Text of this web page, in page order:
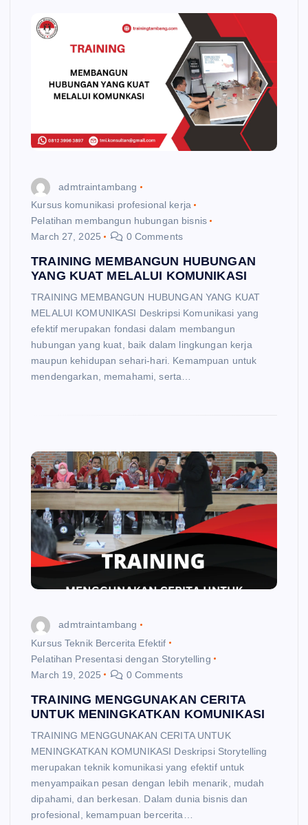
admtraintambang
Kursus komunikasi profesional kerja
Pelatihan membangun hubungan bisnis
March 27, 2025
0 Comments
TRAINING MEMBANGUN HUBUNGAN
YANG KUAT MELALUI KOMUNIKASI
TRAINING MEMBANGUN HUBUNGAN YANG KUAT
MELALUI KOMUNIKASI Deskripsi Komunikasi yang
efektif merupakan fondasi dalam membangun
hubungan yang kuat, baik dalam lingkungan kerja
maupun kehidupan sehari-hari. Kemampuan untuk
mendengarkan, memahami, serta…
admtraintambang
Kursus Teknik Bercerita Efektif
Pelatihan Presentasi dengan Storytelling
March 19, 2025
0 Comments
TRAINING MENGGUNAKAN CERITA
UNTUK MENINGKATKAN KOMUNIKASI
TRAINING MENGGUNAKAN CERITA UNTUK
MENINGKATKAN KOMUNIKASI Deskripsi Storytelling
merupakan teknik komunikasi yang efektif untuk
menyampaikan pesan dengan lebih menarik, mudah
dipahami, dan berkesan. Dalam dunia bisnis dan
profesional, kemampuan bercerita…